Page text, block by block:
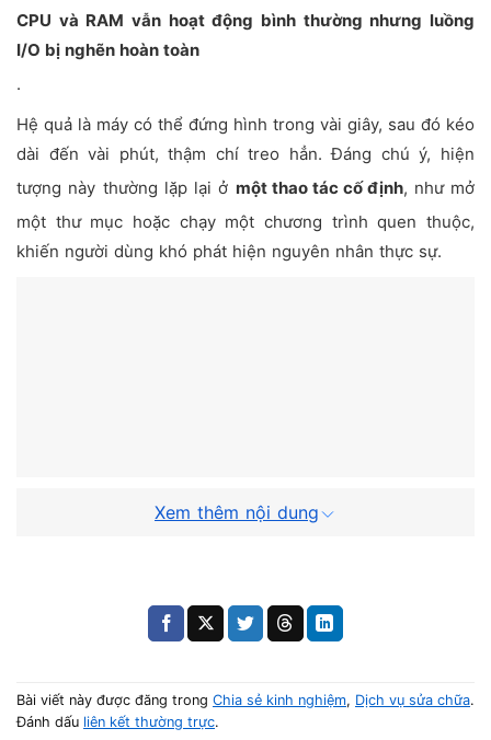
CPU và RAM vẫn hoạt động bình thường nhưng luồng
I/O bị nghẽn hoàn toàn
.
Hệ quả là máy có thể đứng hình trong vài giây, sau đó kéo
dài đến vài phút, thậm chí treo hẳn. Đáng chú ý, hiện
tượng này thường lặp lại ở một thao tác cố định, như mở
một thư mục hoặc chạy một chương trình quen thuộc,
khiến người dùng khó phát hiện nguyên nhân thực sự.
Bad sector gây treo máy
Xem thêm nội dung
Bài viết này được đăng trong Chia sẻ kinh nghiệm, Dịch vụ sửa chữa.
Đánh dấu liên kết thường trực.